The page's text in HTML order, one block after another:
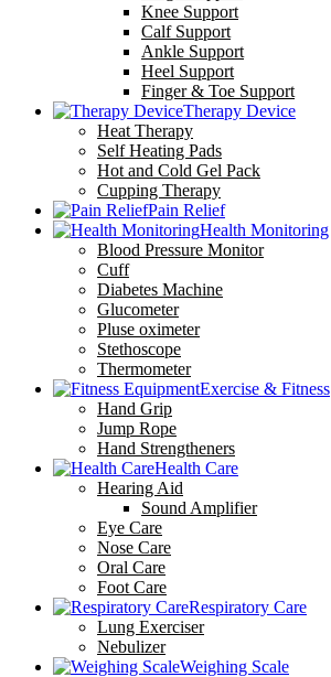
Knee Support
Calf Support
Ankle Support
Heel Support
Finger & Toe Support
Therapy Device
Heat Therapy
Self Heating Pads
Hot and Cold Gel Pack
Cupping Therapy
Pain Relief
Health Monitoring
Blood Pressure Monitor
Cuff
Diabetes Machine
Glucometer
Pluse oximeter
Stethoscope
Thermometer
Exercise & Fitness
Hand Grip
Jump Rope
Hand Strengtheners
Health Care
Hearing Aid
Sound Amplifier
Eye Care
Nose Care
Oral Care
Foot Care
Respiratory Care
Lung Exerciser
Nebulizer
Weighing Scale